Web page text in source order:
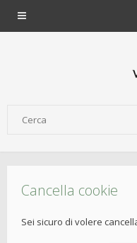
Cancella cookie
Sei sicuro di volere